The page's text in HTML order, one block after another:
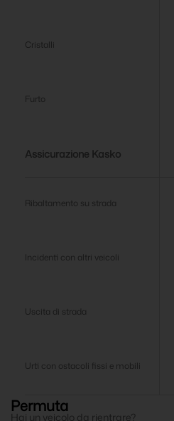
Cristalli
Furto
Assicurazione Kasko
Ribaltamento su strada
Incidenti con altri veicoli
Uscita di strada
Urti con ostacoli fissi e mobili
Permuta
Hai un veicolo da rientrare?